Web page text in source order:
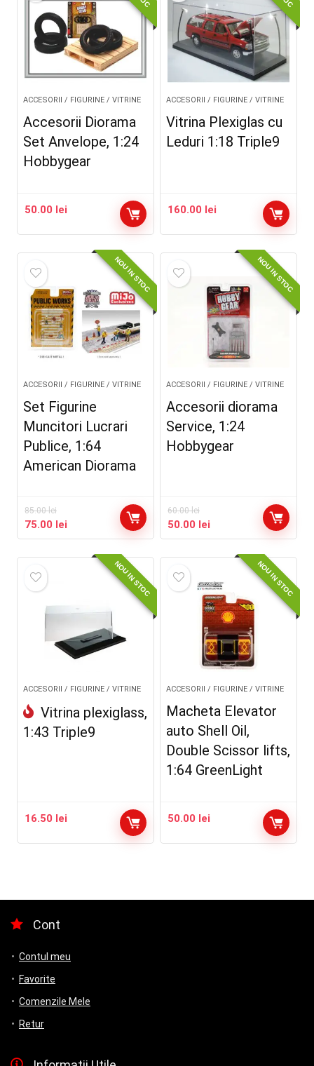
ACCESORII / FIGURINE / VITRINE
Accesorii Diorama
Set Anvelope, 1:24
Hobbygear
50.00 lei
ACCESORII / FIGURINE / VITRINE
Vitrina Plexiglas cu
Leduri 1:18 Triple9
160.00 lei
NOU IN STOC
ACCESORII / FIGURINE / VITRINE
Set Figurine
Muncitori Lucrari
Publice, 1:64
American Diorama
85.00lei
Prețul
inițial
85.00 lei.
75.00 lei
curent
75.00 lei.
NOU IN STOC
ACCESORII / FIGURINE / VITRINE
Accesorii diorama
Service, 1:24
Hobbygear
60.00lei
Prețul
inițial
60.00 lei.
50.00 lei
curent
50.00 lei.
NOU IN STOC
ACCESORII / FIGURINE / VITRINE
Vitrina plexiglass,
1:43 Triple9
16.50 lei
NOU IN STOC
ACCESORII / FIGURINE / VITRINE
Macheta Elevator
auto Shell Oil,
Double Scissor lifts,
1:64 GreenLight
50.00 lei
Cont
Contul meu
Favorite
Comenzile Mele
Retur